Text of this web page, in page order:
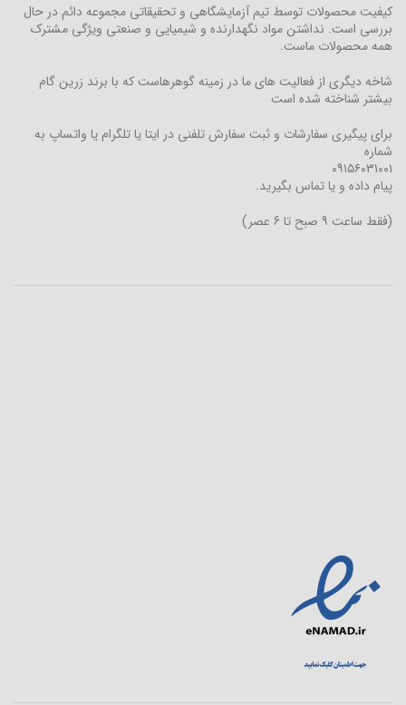
کیفیت محصولات توسط تیم آزمایشگاهی و تحقیقاتی مجموعه دائم در حال
بررسی است. نداشتن مواد نگهدارنده و شیمیایی و صنعتی ویژگی مشترک
همه محصولات ماست.
شاخه دیگری از فعالیت های ما در زمینه گوهرهاست که با برند زرین گام
بیشتر شناخته شده است
برای پیگیری سفارشات و ثبت سفارش تلفنی در ایتا یا تلگرام یا واتساپ به
شماره
۰۹۱۵۶۰۳۱۰۰۱
پیام داده و یا تماس بگیرید.
(فقط ساعت 9 صبح تا 6 عصر)